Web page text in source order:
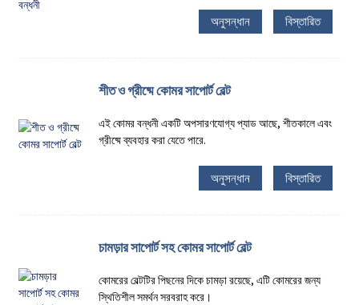
অনুসন্ধান বিস্তারিত
শীত ও গ্রীষ্মে কোমর সাপোর্ট বেল্ট
এই কোমর বন্ধনী একটি অপসারণযোগ্য প্যাড আছে, শীতকালে এবং
গ্রীষ্মে ব্যবহার করা যেতে পারে.
অনুসন্ধান বিস্তারিত
চামড়ার সাপোর্ট সহ কোমর সাপোর্ট বেল্ট
কোমরের বেল্টটির পিছনের দিকে চামড়া রয়েছে, এটি কোমরের জন্য
স্থিতিশীল সমর্থন সরবরাহ করে।